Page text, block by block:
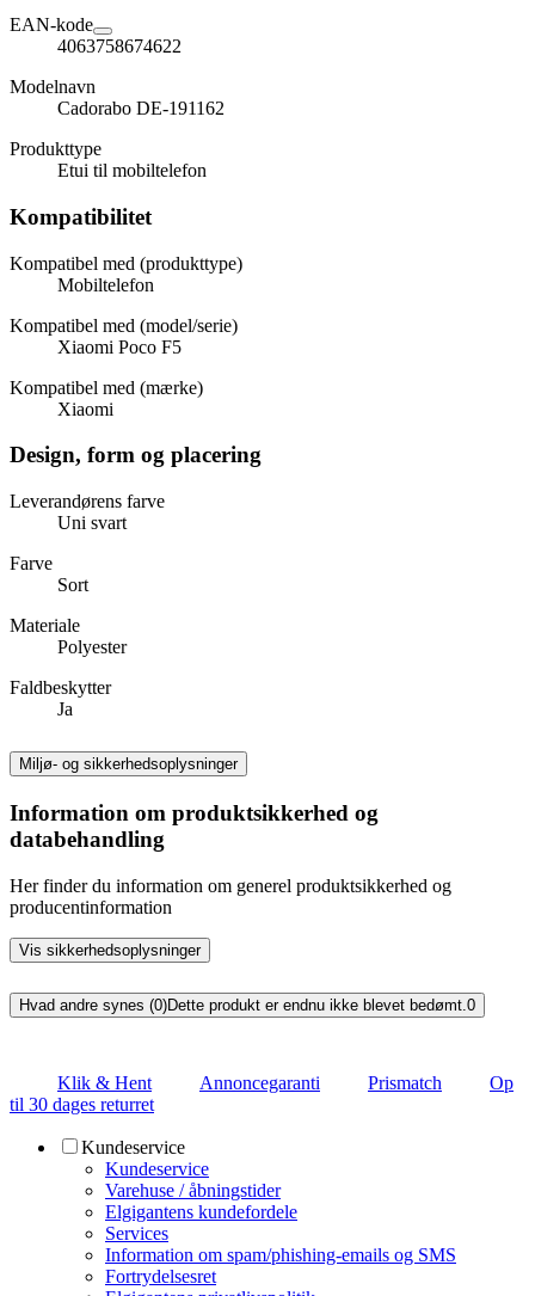
EAN-kode
4063758674622
Modelnavn
Cadorabo DE-191162
Produkttype
Etui til mobiltelefon
Kompatibilitet
Kompatibel med (produkttype)
Mobiltelefon
Kompatibel med (model/serie)
Xiaomi Poco F5
Kompatibel med (mærke)
Xiaomi
Design, form og placering
Leverandørens farve
Uni svart
Farve
Sort
Materiale
Polyester
Faldbeskytter
Ja
Miljø- og sikkerhedsoplysninger
Information om produktsikkerhed og
databehandling
Her finder du information om generel produktsikkerhed og
producentinformation
Vis sikkerhedsoplysninger
Hvad andre synes (0)Dette produkt er endnu ikke blevet bedømt.0
Klik & Hent Annoncegaranti Prismatch
Op
til 30 dages returret
Kundeservice
Kundeservice
Varehuse / åbningstider
Elgigantens kundefordele
Services
Information om spam/phishing-emails og SMS
Fortrydelsesret